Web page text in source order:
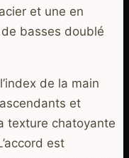
et une en
basses doublé
de la main
et
texture chatoyante
est